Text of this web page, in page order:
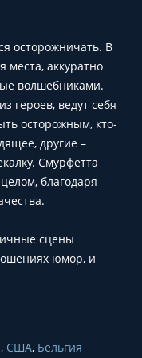
осторожничать. В
места, аккуратно
волшебниками.
героев, ведут себя
осторожным, кто-
другие –
Смурфетта
благодаря
сцены
юмор, и
, США, Бельгия